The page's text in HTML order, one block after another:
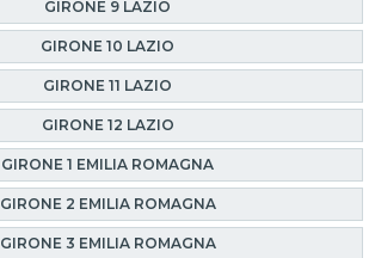
GIRONE 9 LAZIO
GIRONE 10 LAZIO
GIRONE 11 LAZIO
GIRONE 12 LAZIO
GIRONE 1 EMILIA ROMAGNA
GIRONE 2 EMILIA ROMAGNA
GIRONE 3 EMILIA ROMAGNA